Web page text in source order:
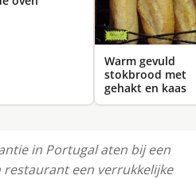
Warm gevuld
stokbrood met
gehakt en kaas
in Portugal aten bij een
een verrukkelijke